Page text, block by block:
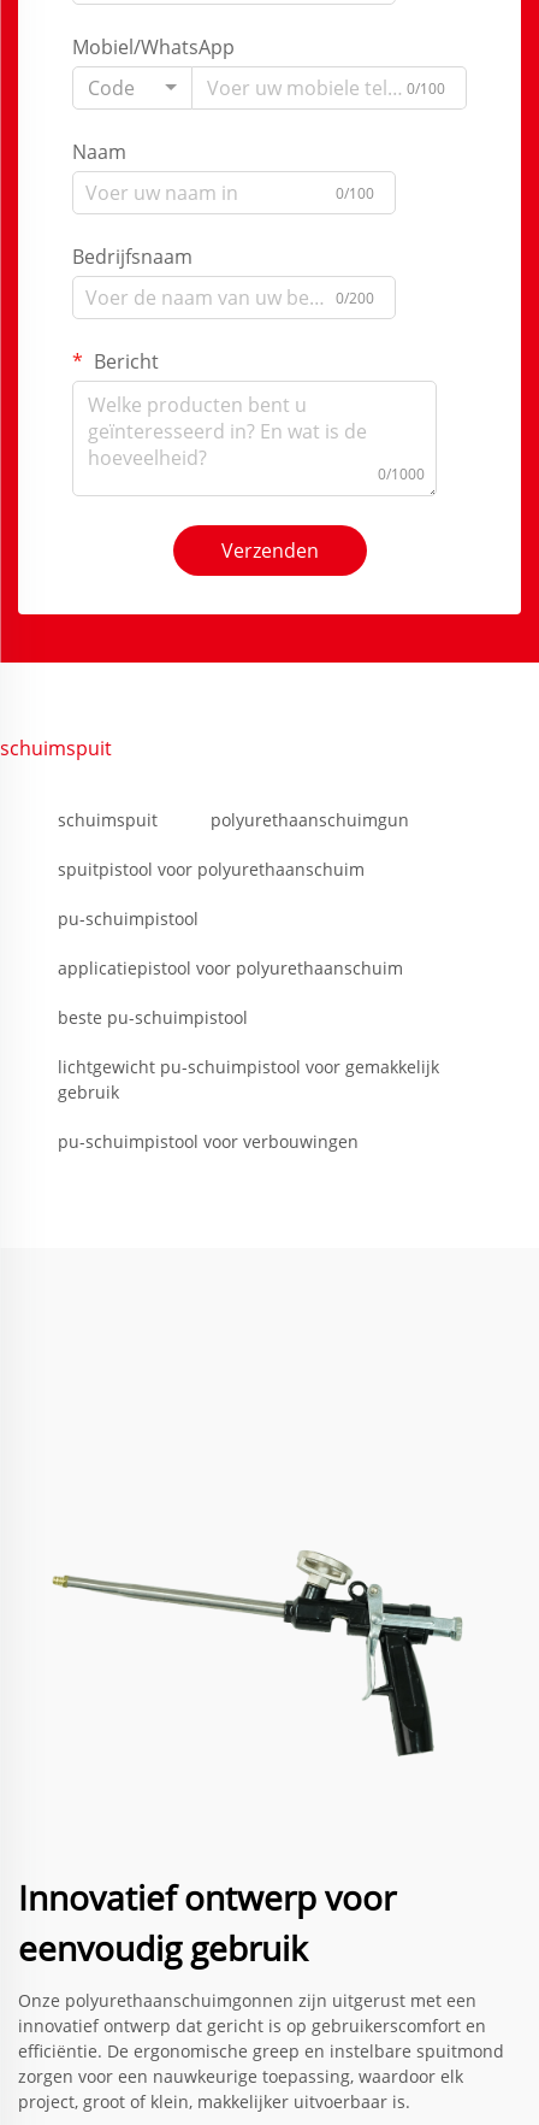
Mobiel/WhatsApp
Code
0/100
Naam
0/100
Bedrijfsnaam
0/200
Bericht
0/1000
Verzenden
schuimspuit
schuimspuit polyurethaanschuimgun
spuitpistool voor polyurethaanschuim
pu-schuimpistool
applicatiepistool voor polyurethaanschuim
beste pu-schuimpistool
lichtgewicht pu-schuimpistool voor gemakkelijk
gebruik
pu-schuimpistool voor verbouwingen
Innovatief ontwerp voor
eenvoudig gebruik
Onze polyurethaanschuimgonnen zijn uitgerust met een
innovatief ontwerp dat gericht is op gebruikerscomfort en
efficiëntie. De ergonomische greep en instelbare spuitmond
zorgen voor een nauwkeurige toepassing, waardoor elk
project, groot of klein, makkelijker uitvoerbaar is.